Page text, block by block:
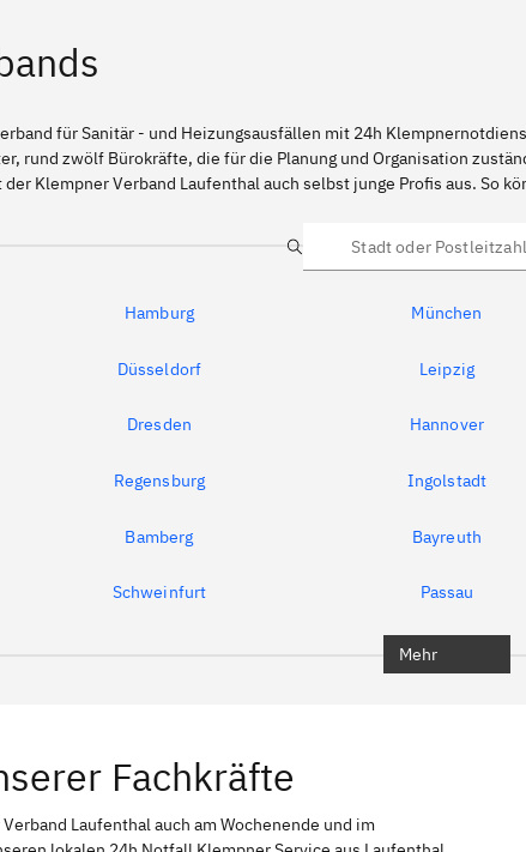
für Sanitär - und Heizungsausfällen mit 24h
rund zwölf Bürokräfte, die für die Planung und Organisation
Klempner Verband Laufenthal auch selbst junge Profis aus. So
Suche
Hamburg München
Düsseldorf Leipzig
Dresden Hannover
Regensburg Ingolstadt
Bamberg Bayreuth
Schweinfurt Passau
Mehr
Fachkräfte
Laufenthal auch am Wochenende und im